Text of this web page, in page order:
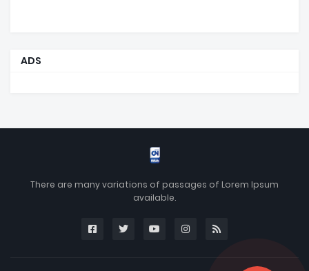
ADS
There are many variations of passages of Lorem Ipsum
available.